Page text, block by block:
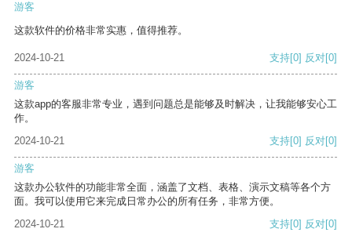
游客
这款软件的价格非常实惠，值得推荐。
2024-10-21 支持[0] 反对[0]
游客
这款app的客服非常专业，遇到问题总是能够及时解决，让我能够安心工
作。
2024-10-21
支持[0] 反对[0]
游客
这款办公软件的功能非常全面，涵盖了文档、表格、演示文稿等各个方
面。我可以使用它来完成日常办公的所有任务，非常方便。
2024-10-21
支持[0] 反对[0]